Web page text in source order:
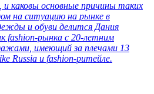
каковы основные причины таких
на ситуацию на рынке в
и обуви делится Дания
fashion-рынка с 20-летним
имеющий за плечами 13
Russia и fashion-ритейле.